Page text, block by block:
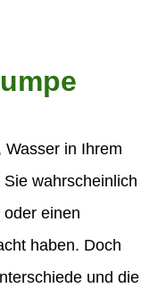
in Ihrem
wahrscheinlich
oder einen
haben. Doch
und die